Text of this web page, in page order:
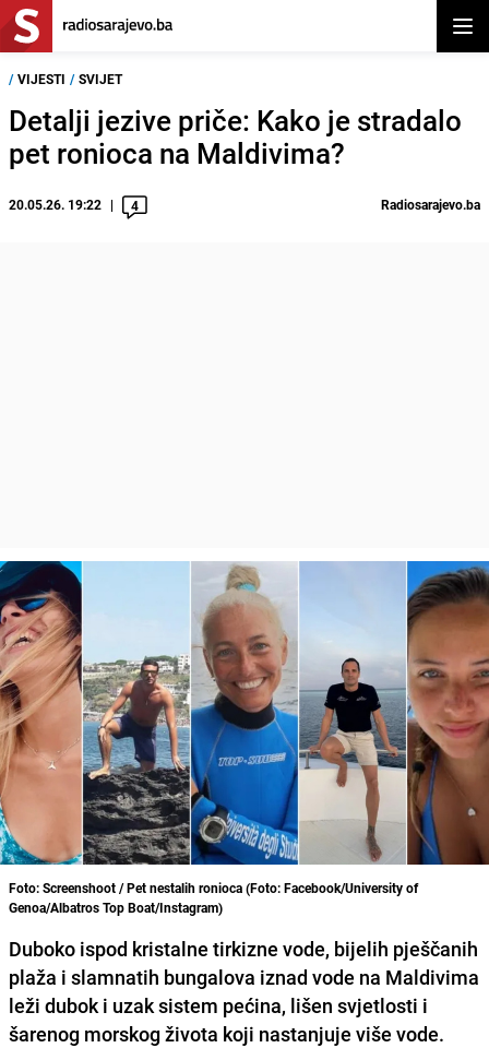
/ VIJESTI / SVIJET
Detalji jezive priče: Kako je stradalo
pet ronioca na Maldivima?
20.05.26. 19:22 4 Radiosarajevo.ba
Foto: Screenshoot / Pet nestalih ronioca (Foto: Facebook/University of
Genoa/Albatros Top Boat/Instagram)
Duboko ispod kristalne tirkizne vode, bijelih pješčanih
plaža i slamnatih bungalova iznad vode na Maldivima
leži dubok i uzak sistem pećina, lišen svjetlosti i
šarenog morskog života koji nastanjuje više vode.